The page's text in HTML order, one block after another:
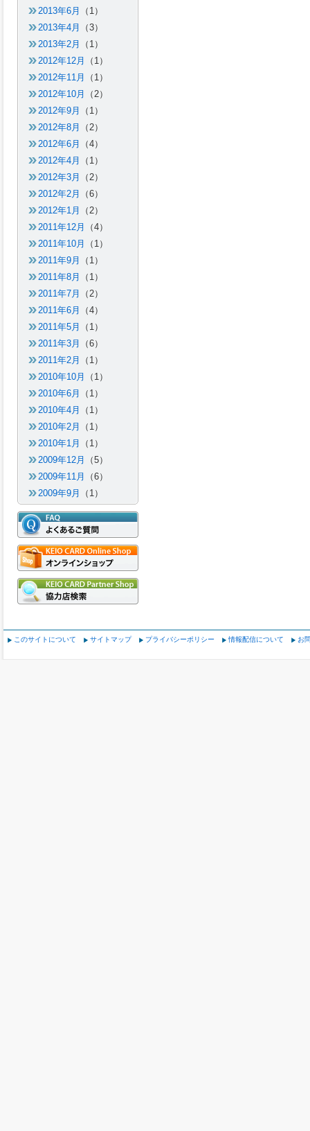
2013年6月
（1）
2013年4月
（3）
2013年2月
（1）
2012年12月
（1）
2012年11月
（1）
2012年10月
（2）
2012年9月
（1）
2012年8月
（2）
2012年6月
（4）
2012年4月
（1）
2012年3月
（2）
2012年2月
（6）
2012年1月
（2）
2011年12月
（4）
2011年10月
（1）
2011年9月
（1）
2011年8月
（1）
2011年7月
（2）
2011年6月
（4）
2011年5月
（1）
2011年3月
（6）
2011年2月
（1）
2010年10月
（1）
2010年6月
（1）
2010年4月
（1）
2010年2月
（1）
2010年1月
（1）
2009年12月
（5）
2009年11月
（6）
2009年9月
（1）
このサイトについて サイトマップ プライバシーポリシー 情報配信について お